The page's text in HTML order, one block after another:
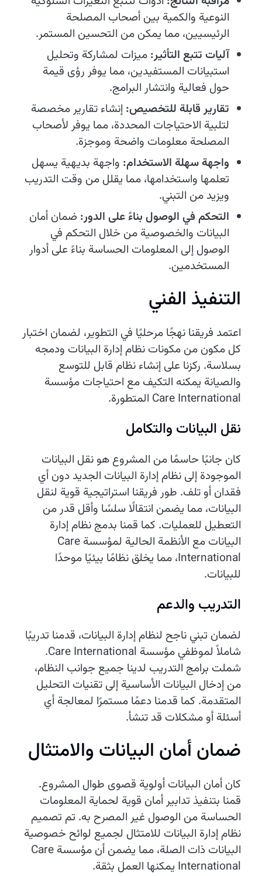
النوعية والكمية بين أصحاب المصلحة
الرئيسيين، مما يمكن من التحسين المستمر.
آليات تتبع التأثير: ميزات لمشاركة وتحليل
استبيانات المستفيدين، مما يوفر رؤى قيمة
حول فعالية وانتشار البرامج.
تقارير قابلة للتخصيص: إنشاء تقارير مخصصة
لتلبية الاحتياجات المحددة، مما يوفر لأصحاب
المصلحة معلومات واضحة وموجزة.
واجهة سهلة الاستخدام: واجهة بديهية يسهل
تعلمها واستخدامها، مما يقلل من وقت التدريب
ويزيد من التبني.
التحكم في الوصول بناءً على الدور: ضمان أمان
البيانات والخصوصية من خلال التحكم في
الوصول إلى المعلومات الحساسة بناءً على أدوار
المستخدمين.
التنفيذ الفني
اعتمد فريقنا نهجًا مرحليًا في التطوير، لضمان اختبار
كل مكون من مكونات نظام إدارة البيانات ودمجه
بسلاسة. ركزنا على إنشاء نظام قابل للتوسع
والصيانة يمكنه التكيف مع احتياجات مؤسسة
Care International المتطورة.
نقل البيانات والتكامل
كان جانبًا حاسمًا من المشروع هو نقل البيانات
الموجودة إلى نظام إدارة البيانات الجديد دون أي
فقدان أو تلف. طور فريقنا استراتيجية قوية لنقل
البيانات، مما يضمن انتقالًا سلسًا وأقل قدر من
التعطيل للعمليات. كما قمنا بدمج نظام إدارة
البيانات مع الأنظمة الحالية لمؤسسة Care
International، مما يخلق نظامًا بيئيًا موحدًا
للبيانات.
التدريب والدعم
لضمان تبني ناجح لنظام إدارة البيانات، قدمنا تدريبًا
شاملاً لموظفي مؤسسة Care International.
شملت برامج التدريب لدينا جميع جوانب النظام،
من إدخال البيانات الأساسية إلى تقنيات التحليل
المتقدمة. كما قدمنا دعمًا مستمرًا لمعالجة أي
أسئلة أو مشكلات قد تنشأ.
ضمان أمان البيانات والامتثال
كان أمان البيانات أولوية قصوى طوال المشروع.
قمنا بتنفيذ تدابير أمان قوية لحماية المعلومات
الحساسة من الوصول غير المصرح به. تم تصميم
نظام إدارة البيانات للامتثال لجميع لوائح خصوصية
البيانات ذات الصلة، مما يضمن أن مؤسسة Care
International يمكنها العمل بثقة.